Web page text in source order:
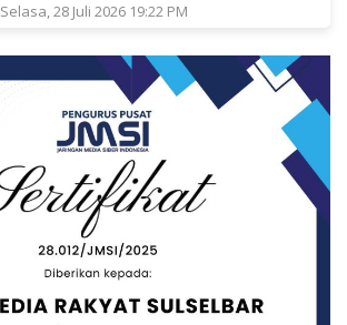
Selasa, 28 Juli 2026 19:22 PM